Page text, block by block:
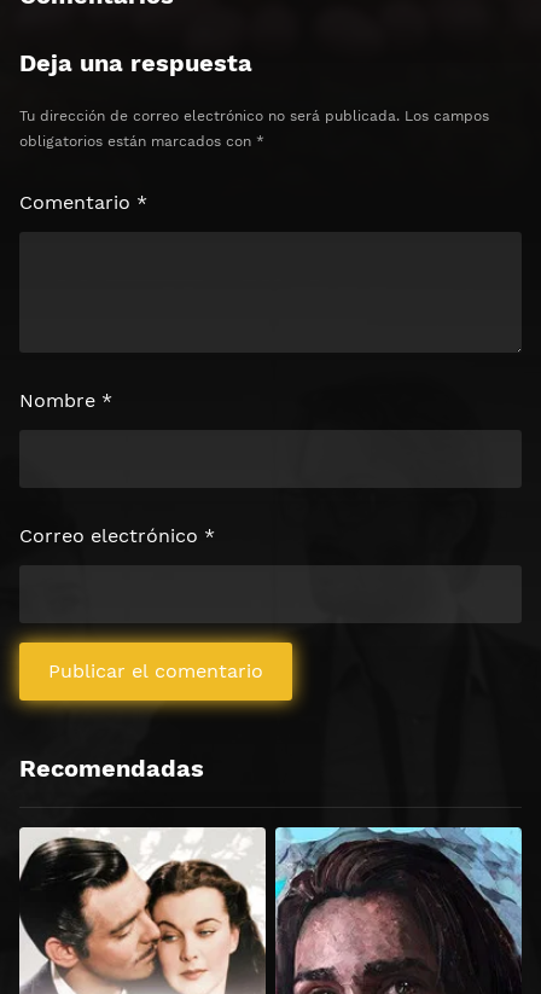
⏰ El acceso expira en 1 hora
Deja una respuesta
Tu dirección de correo electrónico no será publicada. Los campos
obligatorios están marcados con *
Comentario *
Nombre *
Correo electrónico *
Recomendadas